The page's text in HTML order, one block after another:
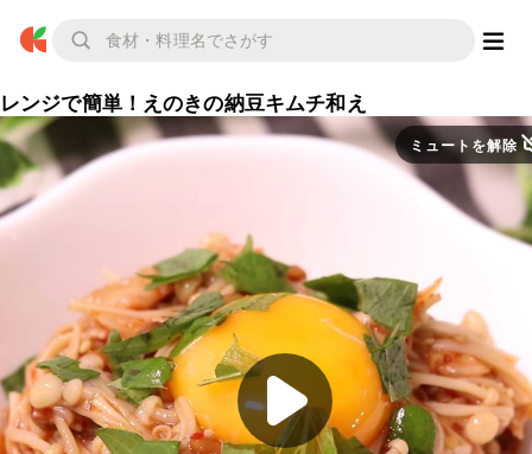
レンジで簡単！えのきの納豆キムチ和え
ミュートを解除